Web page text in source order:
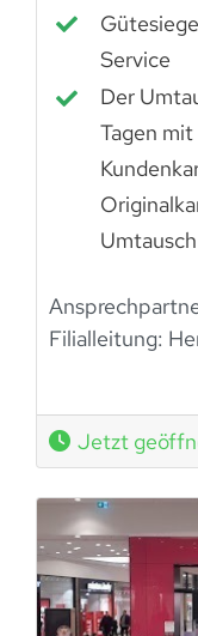
Service
Der
Tagen
Filialleitung:
Jetzt